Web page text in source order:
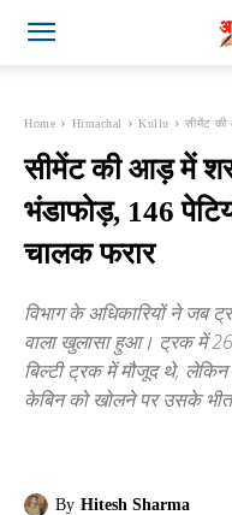
Home Himachal Kullu सीमेंट की
सीमेंट की आड़ में
भंडाफोड़, 146
चालक फरार
विभाग के अधिकारियों ने जब
वाला खुलासा हुआ। ट्रक में
बिल्टी ट्रक में मौजूद थे, लेकिन
केबिन को खोलने पर उसके
By Hitesh Sharma